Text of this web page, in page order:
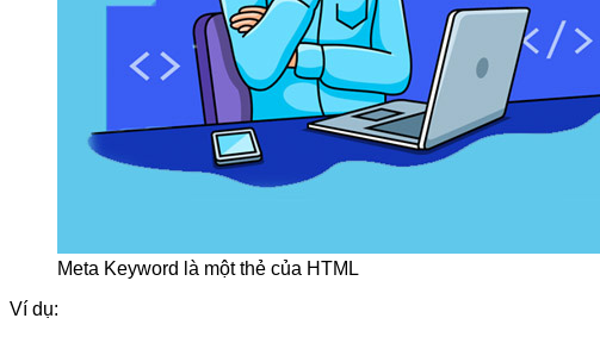
Meta Keyword là một thẻ của HTML
Ví dụ: